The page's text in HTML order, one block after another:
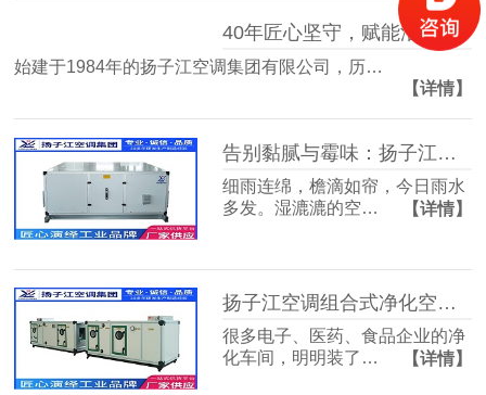
40年匠心坚守，赋能洁净空气未来
始建于1984年的扬子江空调集团有限公司，历…
【详情】
告别黏腻与霉味：扬子江空调的梅雨季舒适生活指南
细雨连绵，檐滴如帘，今日雨水
多发。湿漉漉的空…
【详情】
扬子江空调组合式净化空调箱，彻底解决车间洁净度不达标难题
很多电子、医药、食品企业的净
化车间，明明装了…
【详情】